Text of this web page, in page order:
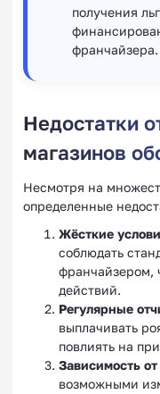
получения
франчайзера.
Недостатки
магазинов
Несмотря на
определенные
Жёсткие
соблюдать
франчайзером,
действий.
Регулярные
выплачивать
повлиять на
Зависимость
возможными